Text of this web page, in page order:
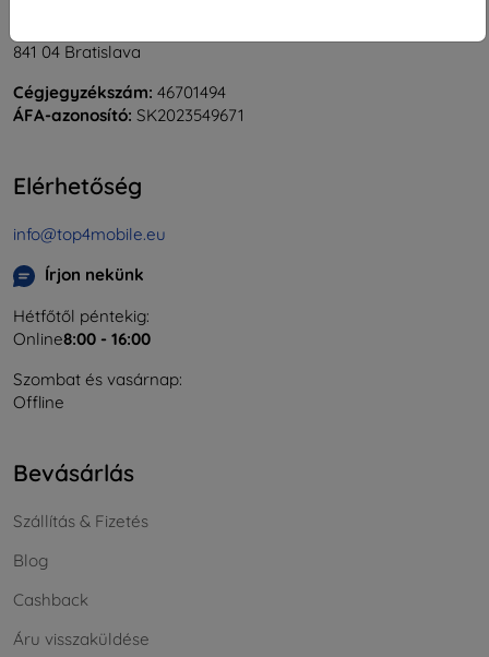
841 04 Bratislava
Cégjegyzékszám: 46701494
ÁFA-azonosító: SK2023549671
Elérhetőség
info@top4mobile.eu
Írjon nekünk
Hétfőtől péntekig:
Online8:00 - 16:00
Szombat és vasárnap:
Offline
Bevásárlás
Szállítás & Fizetés
Blog
Cashback
Áru visszaküldése